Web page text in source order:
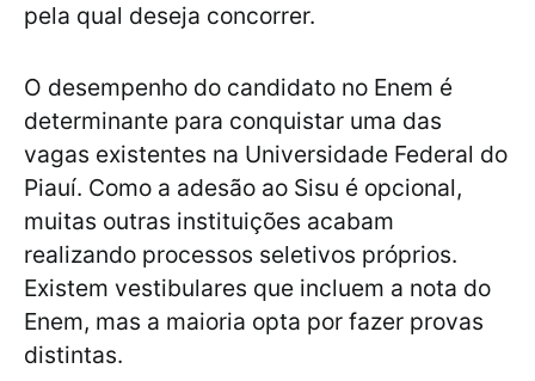
pela qual deseja concorrer.
O desempenho do candidato no Enem é
determinante para conquistar uma das
vagas existentes na Universidade Federal do
Piauí. Como a adesão ao Sisu é opcional,
muitas outras instituições acabam
realizando processos seletivos próprios.
Existem vestibulares que incluem a nota do
Enem, mas a maioria opta por fazer provas
distintas.